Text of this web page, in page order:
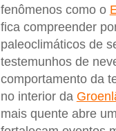
fenômenos como o
fica compreender
paleoclimáticos de
testemunhos de
comportamento da
no interior da
mais quente abre